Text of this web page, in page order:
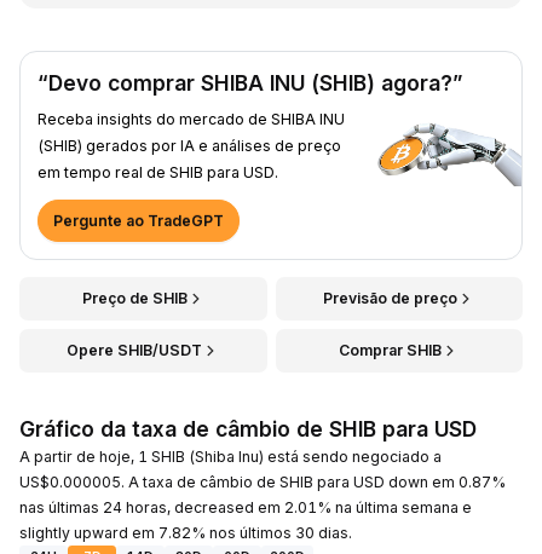
“Devo comprar SHIBA INU (SHIB) agora?”
Receba insights do mercado de SHIBA INU
(SHIB) gerados por IA e análises de preço
em tempo real de SHIB para USD.
Pergunte ao TradeGPT
Preço de SHIB Previsão de preço
Opere SHIB/USDT Comprar SHIB
Gráfico da taxa de câmbio de SHIB para USD
A partir de hoje, 1 SHIB (Shiba Inu) está sendo negociado a
US$0.000005. A taxa de câmbio de SHIB para USD down em 0.87%
nas últimas 24 horas, decreased em 2.01% na última semana e
slightly upward em 7.82% nos últimos 30 dias.